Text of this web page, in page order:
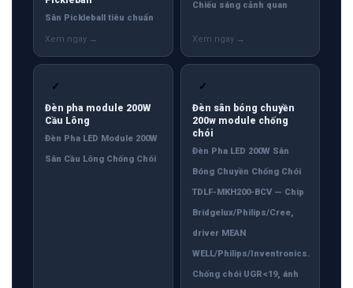
Sân Pickleball tiêu chuẩn
Chiếu sáng cảnh quan
✓
Đèn pha module 200W
Cầu Lông
Đèn Pha LED Module 200W
Sân Cầu Lông Chống Chói
✓
Đèn sân bóng chuyền
200w module chống
chói
Đèn Pha LED 200W Sân
Bóng Chuyền Chống Chói
TDLF-MKH200-BCV — Chip
Bridgelux/Philips/Cree,
driver MEAN
WELL/Philips/Inventronics.
Chống chói UGR<19, ánh